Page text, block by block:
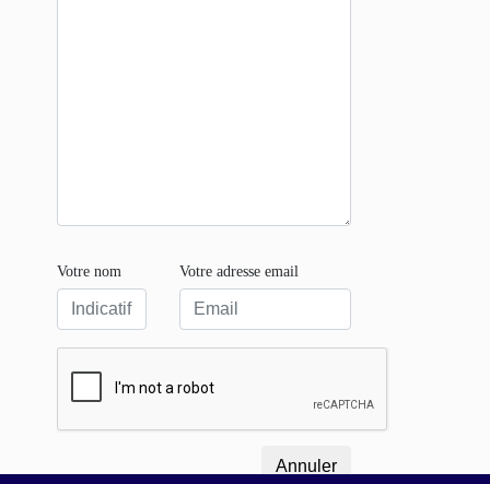
Votre nom Votre adresse email